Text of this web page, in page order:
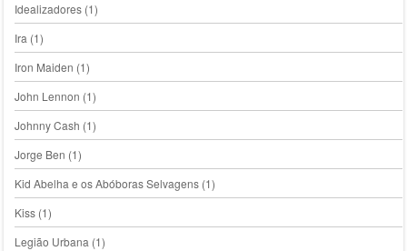
Idealizadores(1)
Ira(1)
Iron Maiden (1)
John Lennon (1)
Johnny Cash (1)
Jorge Ben (1)
Kid Abelha e os Abóboras Selvagens(1)
Kiss(1)
Legião Urbana(1)